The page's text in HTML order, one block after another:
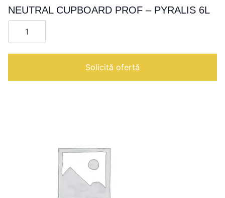
NEUTRAL CUPBOARD PROF – PYRALIS 6L
Cantitate
NEUTRAL
-
Solicită ofertă